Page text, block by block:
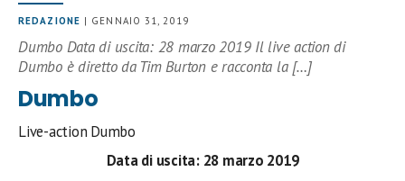
REDAZIONE | GENNAIO 31, 2019
Dumbo Data di uscita: 28 marzo 2019 Il live action di
Dumbo è diretto da Tim Burton e racconta la […]
Dumbo
Live-action Dumbo
Data di uscita: 28 marzo 2019